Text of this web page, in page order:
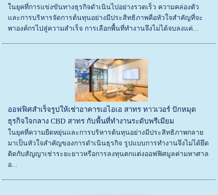
ในยุคที่การแข่งขันทางธุรกิจดำเนินไปอย่างรวดเร็ว ความคล่องตัว
และการบริหารจัดการต้นทุนอย่างมีประสิทธิภาพคือหัวใจสำคัญที่จะ
พาองค์กรไปสู่ความสำเร็จ การเลือกพื้นที่ทำงานจึงไม่ได้จบลงแค่...
ออฟฟิศสำเร็จรูปให้เช่าอาคารเอไอเอ สาทร ทาวเวอร์ ปักหมุด
ธุรกิจใจกลาง CBD สาทร กับพื้นที่ทำงานระดับพรีเมียม
ในยุคที่ความยืดหยุ่นและการบริหารต้นทุนอย่างมีประสิทธิภาพกลาย
มาเป็นหัวใจสำคัญของการดำเนินธุรกิจ รูปแบบการทำงานจึงไม่ได้ยึด
ติดกับสัญญาเช่าระยะยาวหรือการลงทุนตกแต่งออฟฟิศมูลค่ามหาศาล
อ...